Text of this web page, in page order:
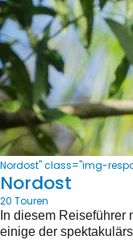
Nordost" class="img-
Nordost
20 Touren
In diesem
einige der